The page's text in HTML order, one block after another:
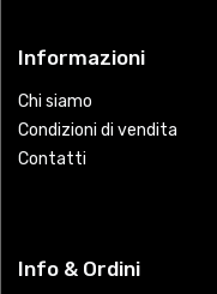
Informazioni
Chi siamo
Condizioni di vendita
Contatti
Info & Ordini